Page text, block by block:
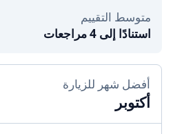
متوسط التقييم
استنادًا إلى 4 مراجعات
أفضل شهر للزيارة
أكتوبر